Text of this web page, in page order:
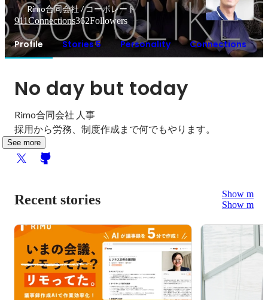
Rimo合同会社 / コーポレート
911Connections362Followers
Profile Stories 5 Personality Connections
No day but today
Rimo合同会社 人事
採用から労務、制度作成まで何でもやります。
See more
Recent stories
Show more
Show more